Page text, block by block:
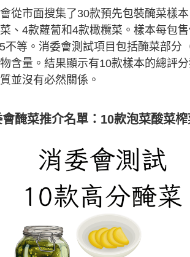
從市面搜集了30款預先包裝醃菜樣
、4款蘿蔔和4款橄欖菜。樣本每包
不等。消委會測試項目包括醃菜部分
含量。結果顯示有10款樣本的總評
並沒有必然關係。
會醃菜推介名單：10款泡菜酸菜